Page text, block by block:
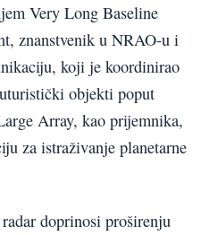
Very Long Baseline
znanstvenik u NRAO-u i
koji je koordinirao
objekti poput
Array, kao prijemnika,
za istraživanje planetarne
doprinosi proširenju